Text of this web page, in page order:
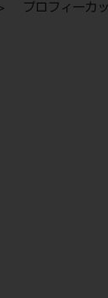
プロフィー